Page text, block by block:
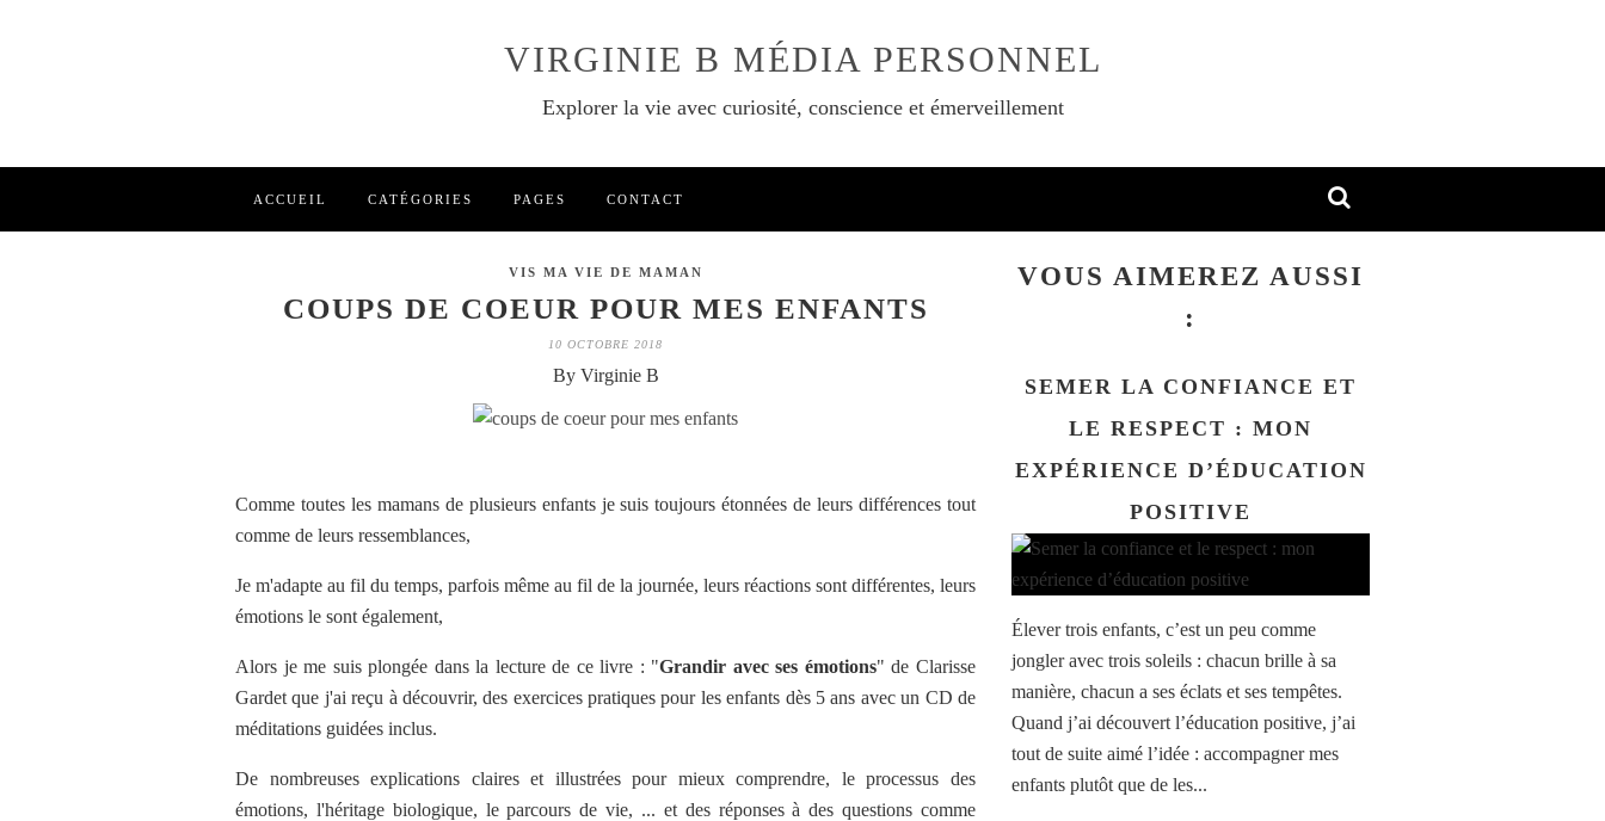
VIRGINIE B MÉDIA PERSONNEL
Explorer la vie avec curiosité, conscience et émerveillement
ACCUEIL CATÉGORIES PAGES CONTACT
VIS MA VIE DE MAMAN
COUPS DE COEUR POUR MES ENFANTS
10 OCTOBRE 2018
By Virginie B
Comme toutes les mamans de plusieurs enfants je suis toujours étonnées de leurs différences tout
comme de leurs ressemblances,
Je m'adapte au fil du temps, parfois même au fil de la journée, leurs réactions sont différentes, leurs
émotions le sont également,
Alors je me suis plongée dans la lecture de ce livre : "Grandir avec ses émotions" de Clarisse
Gardet que j'ai reçu à découvrir, des exercices pratiques pour les enfants dès 5 ans avec un CD de
méditations guidées inclus.
De nombreuses explications claires et illustrées pour mieux comprendre, le processus des
émotions, l'héritage biologique, le parcours de vie, ... et des réponses à des questions comme
VOUS AIMEREZ AUSSI
:
SEMER LA CONFIANCE ET
LE RESPECT : MON
EXPÉRIENCE D’ÉDUCATION
POSITIVE
Élever trois enfants, c’est un peu comme
jongler avec trois soleils : chacun brille à sa
manière, chacun a ses éclats et ses tempêtes.
Quand j’ai découvert l’éducation positive, j’ai
tout de suite aimé l’idée : accompagner mes
enfants plutôt que de les...